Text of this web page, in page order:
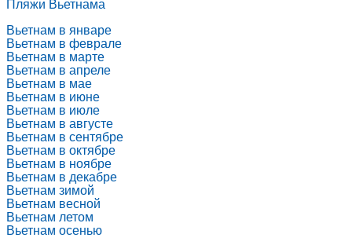
Вьетнам в январе
Вьетнам в феврале
Вьетнам в марте
Вьетнам в апреле
Вьетнам в мае
Вьетнам в июне
Вьетнам в июле
Вьетнам в августе
Вьетнам в сентябре
Вьетнам в октябре
Вьетнам в ноябре
Вьетнам в декабре
Вьетнам зимой
Вьетнам весной
Вьетнам летом
Вьетнам осенью